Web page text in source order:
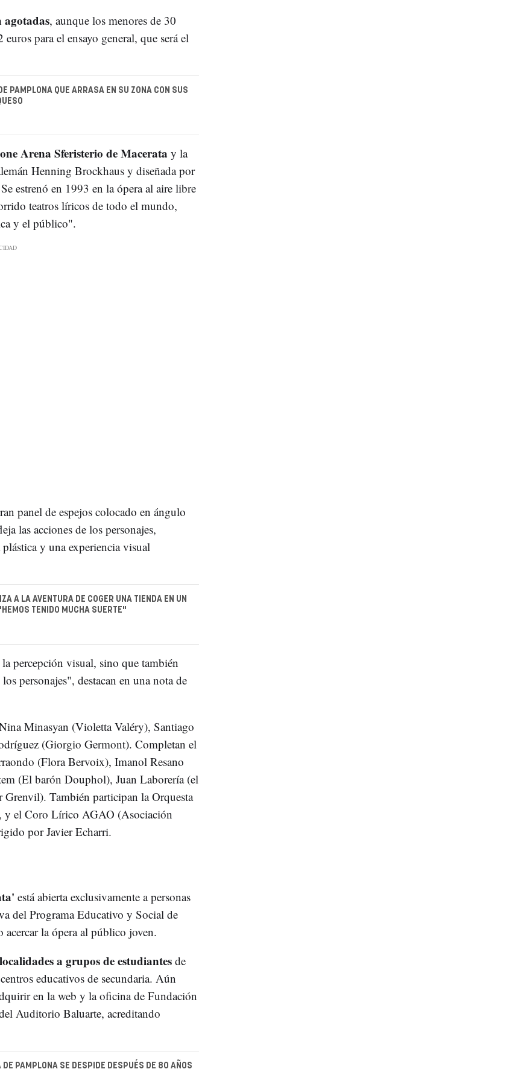
agotadas, aunque los menores de 30
para el ensayo general, que será el
PAMPLONA QUE ARRASA EN SU ZONA CON SUS
Arena Sferisterio de Macerata y la
Henning Brockhaus y diseñada por
estrenó en 1993 en la ópera al aire libre
teatros líricos de todo el mundo,
y el público".
panel de espejos colocado en ángulo
las acciones de los personajes,
y una experiencia visual
A LA AVENTURA DE COGER UNA TIENDA EN UN
TENIDO MUCHA SUERTE"
percepción visual, sino que también
personajes", destacan en una nota de
Minasyan (Violetta Valéry), Santiago
(Giorgio Germont). Completan el
(Flora Bervoix), Imanol Resano
(El barón Douphol), Juan Laborería (el
También participan la Orquesta
y el Coro Lírico AGAO (Asociación
por Javier Echarri.
está abierta exclusivamente a personas
del Programa Educativo y Social de
la ópera al público joven.
a grupos de estudiantesde
educativos de secundaria. Aún
en la web y la oficina de Fundación
Auditorio Baluarte, acreditando
DE PAMPLONA SE DESPIDE DESPUÉS DE 80 AÑOS